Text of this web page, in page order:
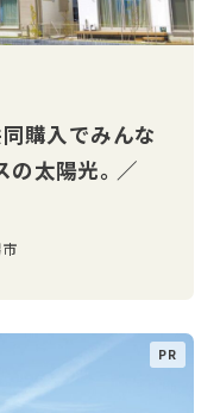
同購入でみんな
太陽光。 ／
市